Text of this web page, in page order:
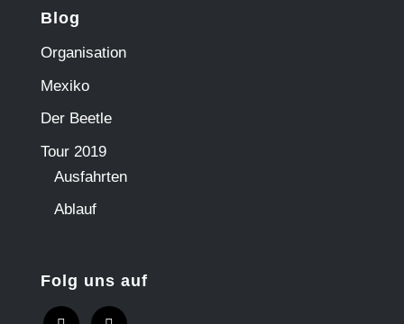
Blog
Organisation
Mexiko
Der Beetle
Tour 2019
Ausfahrten
Ablauf
Folg uns auf